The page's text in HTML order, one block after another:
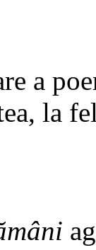
a
la